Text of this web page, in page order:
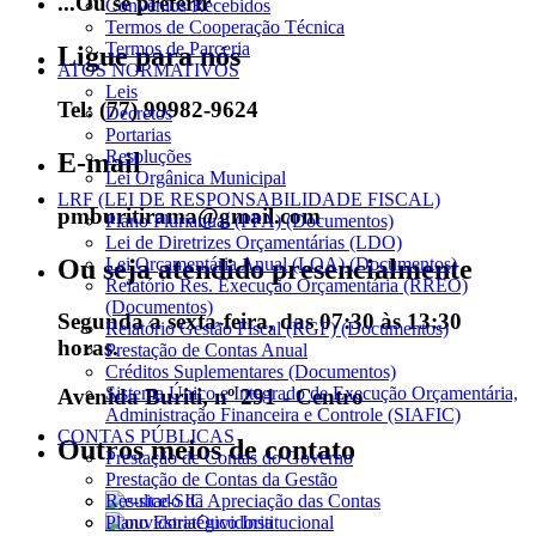
Ligue para nós
Tel: (77) 99982-9624
E-mail
pmburitirama@gmail.com
Ou seja atendido presencialmente
Segunda a sexta-feira, das 07:30 às 13:30
horas.
Avenida Buriti, nº 291 - Centro
Outros meios de contato
e-SIC
Ouvidoria
Convênios Recebidos
Termos de Cooperação Técnica
Termos de Parceria
ATOS NORMATIVOS
Leis
Decretos
Portarias
Resoluções
Lei Orgânica Municipal
LRF (LEI DE RESPONSABILIDADE FISCAL)
Plano Plurianual (PPA) (Documentos)
Lei de Diretrizes Orçamentárias (LDO)
Lei Orçamentária Anual (LOA) (Documentos)
Relatório Res. Execução Orçamentária (RREO)
(Documentos)
Relatório Gestão Fiscal (RGF) (Documentos)
Prestação de Contas Anual
Créditos Suplementares (Documentos)
Sistema Único e Integrado de Execução Orçamentária,
Administração Financeira e Controle (SIAFIC)
CONTAS PÚBLICAS
Prestação de Contas do Governo
Prestação de Contas da Gestão
Resultado da Apreciação das Contas
Plano Estratégico Institucional